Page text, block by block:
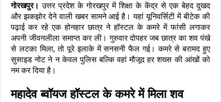
गोरखपुर। उत्तर प्रदेश के गोरखपुर में शिक्षा के केंद्र से एक बेहद दुखद
और झकझोर देने वाली खबर सामने आई है। यहां यूनिवर्सिटी में बीटेक की
पढ़ाई कर रहे एक होनहार छात्र ने हॉस्टल के कमरे में फांसी लगाकर
अपनी जीवनलीला समाप्त कर ली। गुरुवार दोपहर जब छात्र का शव पंखे
से लटका मिला, तो पूरे इलाके में सनसनी फैल गई। कमरे से बरामद हुए
सुसाइड नोट ने न केवल पुलिस बल्कि वहां मौजूद हर शख्स की आंखों को
नम कर दिया है।
महादेव ब्वॉयज हॉस्टल के कमरे में मिला शव